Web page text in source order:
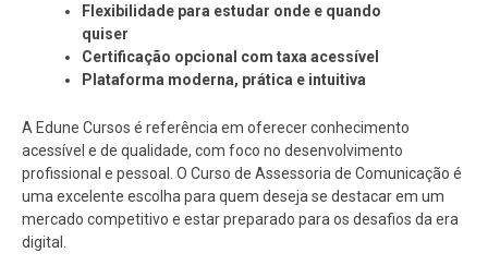
Flexibilidade para estudar onde e quando
quiser
Certificação opcional com taxa acessível
Plataforma moderna, prática e intuitiva
A Edune Cursos é referência em oferecer conhecimento
acessível e de qualidade, com foco no desenvolvimento
profissional e pessoal. O Curso de Assessoria de Comunicação é
uma excelente escolha para quem deseja se destacar em um
mercado competitivo e estar preparado para os desafios da era
digital.